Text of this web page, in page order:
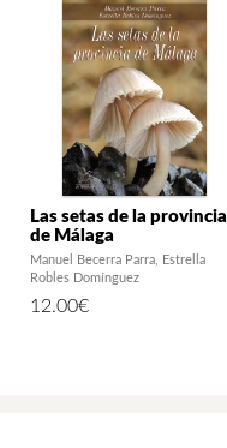
Las setas de la provincia
de Málaga
Manuel Becerra Parra
Estrella
Robles Domínguez
12.00€